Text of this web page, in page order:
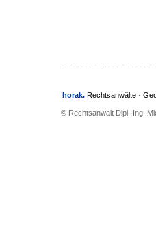
horak.Rechtsanwälte ·
© Rechtsanwalt Dipl.-Ing.